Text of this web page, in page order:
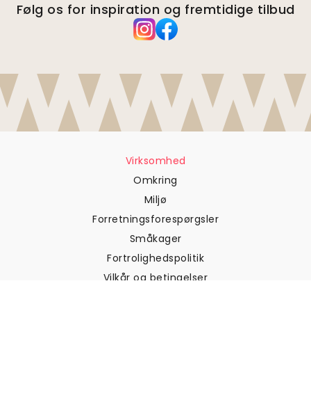
Følg os for inspiration og fremtidige tilbud
Virksomhed
Omkring
Miljø
Forretningsforespørgsler
Småkager
Fortrolighedspolitik
Vilkår og betingelser